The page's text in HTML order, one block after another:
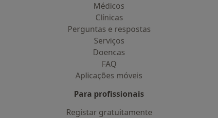
Médicos
Clínicas
Perguntas e respostas
Serviços
Doencas
FAQ
Aplicações móveis
Para profissionais
Registar gratuitamente